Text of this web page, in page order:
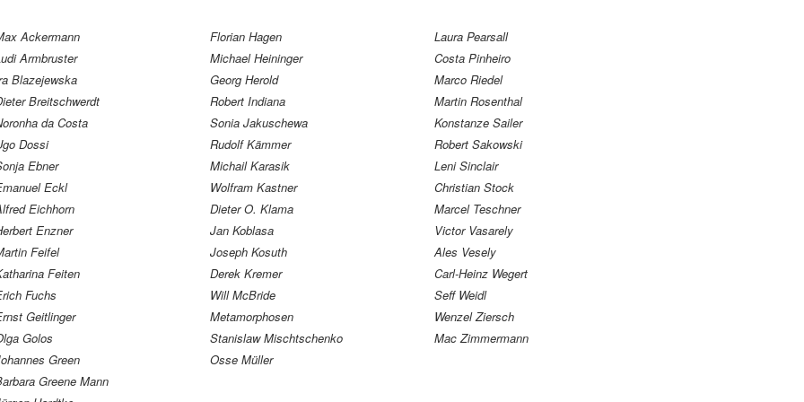
Ackermann
Armbruster
Blazejewska
Breitschwerdt
da Costa
Dossi
Ebner
Eckl
Eichhorn
Enzner
Feifel
Feiten
Fuchs
Geitlinger
Golos
Green
Greene Mann
Florian Hagen
Michael Heininger
Georg Herold
Robert Indiana
Sonia Jakuschewa
Rudolf Kämmer
Michail Karasik
Wolfram Kastner
Dieter O. Klama
Jan Koblasa
Joseph Kosuth
Derek Kremer
Will McBride
Metamorphosen
Stanislaw Mischtschenko
Osse Müller
Laura Pearsall
Costa Pinheiro
Marco Riedel
Martin Rosenthal
Konstanze Sailer
Robert Sakowski
Leni Sinclair
Christian Stock
Marcel Teschner
Victor Vasarely
Ales Vesely
Carl-Heinz Wegert
Seff Weidl
Wenzel Ziersch
Mac Zimmermann